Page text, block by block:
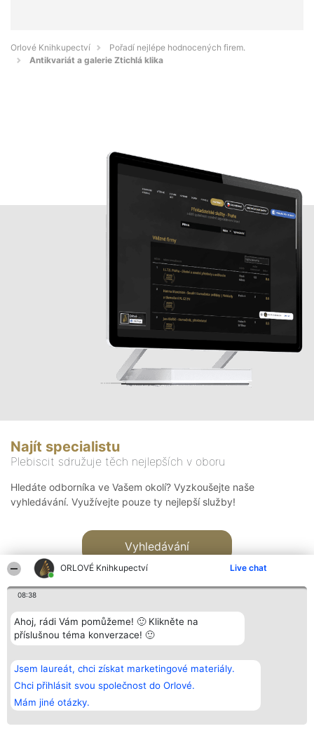
ORLOVÉ Knihkupectví Live chat
08:38
Ahoj, rádi Vám pomůžeme! 🙂 Klikněte na
příslušnou téma konverzace! 🙂
Jsem laureát, chci získat marketingové materiály.
Chci přihlásit svou společnost do Orlové.
Mám jiné otázky.
Orlové Knihkupectví
Pořadí nejlépe hodnocených firem.
Antikvariát a galerie Ztichlá klika
Najít specialistu
Plebiscit sdružuje těch nejlepších v oboru
Hledáte odborníka ve Vašem okolí? Vyzkoušejte naše
vyhledávání. Využívejte pouze ty nejlepší služby!
Vyhledávání
Bright Side Solutions sp. z o.
o. sp. k.
ul. Ruska 22
Wrocław 50-079
KRS 0000749100 | Regon
381313360 | NIP 8943132676
Vítězové
Seznam všech
laureátů
Zásady
Zásady
Kontakt